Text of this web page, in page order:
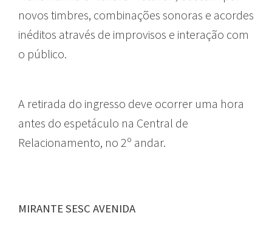
novos timbres, combinações sonoras e acordes
inéditos através de improvisos e interação com
o público.
A retirada do ingresso deve ocorrer uma hora
antes do espetáculo na Central de
Relacionamento, no 2º andar.
MIRANTE SESC AVENIDA